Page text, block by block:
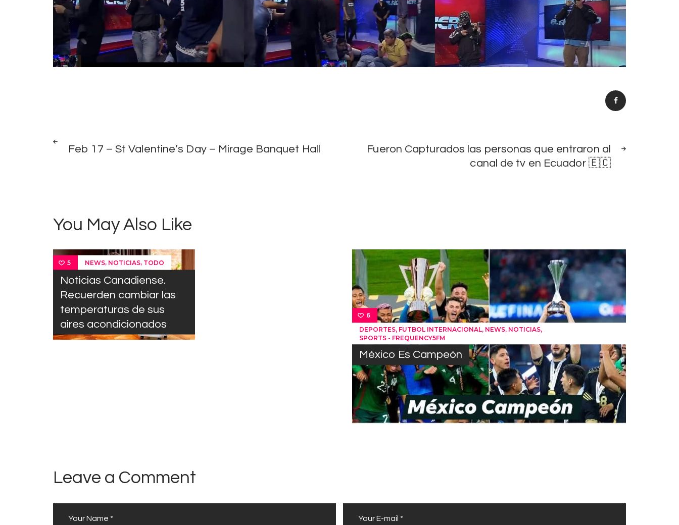
Post
POST
Feb 17 – St Valentine’s Day – Mirage Banquet Hall
POST
Fueron Capturados las personas que entraron al
canal de tv en Ecuador 🇪🇨
You May Also Like
5 NEWS, NOTICIAS, TODO
Noticias Canadiense.
Recuerden cambiar las
temperaturas de sus
aires acondicionados
6
DEPORTES, FUTBOL INTERNACIONAL, NEWS, NOTICIAS,
SPORTS - FREQUENCY5FM
México Es Campeón
Leave a Comment